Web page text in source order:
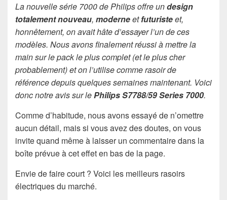
La nouvelle série 7000 de Philips offre undesign
totalement nouveau, moderneetfuturisteet,
honnêtement, on avait hâte d’essayer l’un de ces
modèles. Nous avons finalement réussi à mettre la
main sur le pack le plus complet (et le plus cher
probablement) et on l’utilise comme rasoir de
référence depuis quelques semaines maintenant. Voici
donc notre avis sur lePhilips S7788/59 Series 7000.
Comme d’habitude, nous avons essayé de n’omettre
aucun détail, mais si vous avez des doutes, on vous
invite quand même à laisser un commentaire dans la
boîte prévue à cet effet en bas de la page.
Envie de faire court ? Voici les meilleurs rasoirs
électriques du marché.